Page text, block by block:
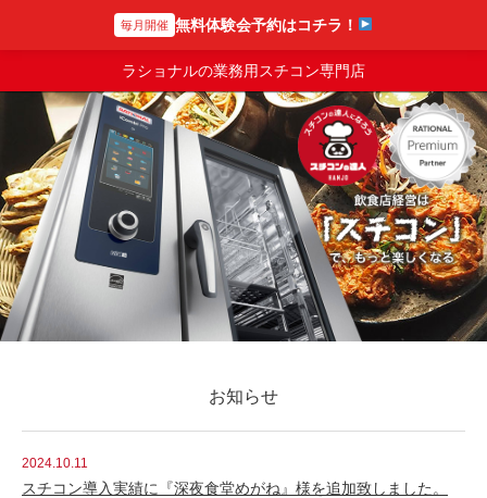
スチコンの達人
ラショナルの業務用スチコン専門店
お知らせ
2024.10.11
スチコン導入実績に『深夜食堂めがね』様を追加致しました。
毎月開催 無料体験会予約はコチラ！